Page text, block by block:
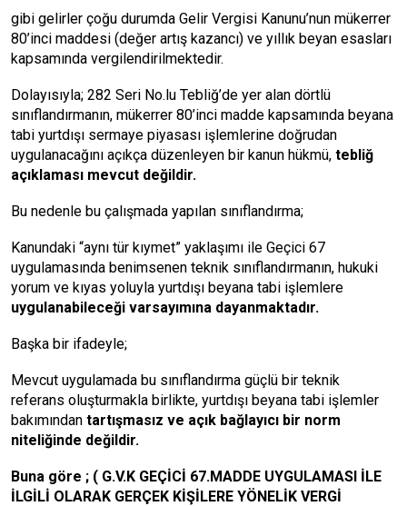
gibi gelirler çoğu durumda Gelir Vergisi Kanunu’nun mükerrer
80’inci maddesi (değer artış kazancı) ve yıllık beyan esasları
kapsamında vergilendirilmektedir.
Dolayısıyla; 282 Seri No.lu Tebliğ’de yer alan dörtlü
sınıflandırmanın, mükerrer 80’inci madde kapsamında beyana
tabi yurtdışı sermaye piyasası işlemlerine doğrudan
uygulanacağını açıkça düzenleyen bir kanun hükmü, tebliğ
açıklaması mevcut değildir.
Bu nedenle bu çalışmada yapılan sınıflandırma;
Kanundaki “aynı tür kıymet” yaklaşımı ile Geçici 67
uygulamasında benimsenen teknik sınıflandırmanın, hukuki
yorum ve kıyas yoluyla yurtdışı beyana tabi işlemlere
uygulanabileceği varsayımına dayanmaktadır.
Başka bir ifadeyle;
Mevcut uygulamada bu sınıflandırma güçlü bir teknik
referans oluşturmakla birlikte, yurtdışı beyana tabi işlemler
bakımından tartışmasız ve açık bağlayıcı bir norm
niteliğinde değildir.
Buna göre ; ( G.V.K GEÇİCİ 67.MADDE UYGULAMASI İLE
İLGİLİ OLARAK GERÇEK KİŞİLERE YÖNELİK VERGİ